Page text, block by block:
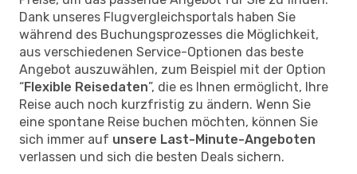
Dank unseres Flugvergleichsportals haben Sie
während des Buchungsprozesses die Möglichkeit,
aus verschiedenen Service-Optionen das beste
Angebot auszuwählen, zum Beispiel mit der Option
“Flexible Reisedaten”, die es Ihnen ermöglicht, Ihre
Reise auch noch kurzfristig zu ändern. Wenn Sie
eine spontane Reise buchen möchten, können Sie
sich immer auf unsere Last-Minute-Angeboten
verlassen und sich die besten Deals sichern.